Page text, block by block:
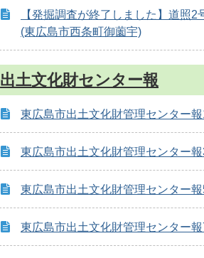
【発掘調査が終了しました】道照2
(東広島市西条町御薗宇)
出土文化財センター報
東広島市出土文化財管理センター報
東広島市出土文化財管理センター
東広島市出土文化財管理センター
東広島市出土文化財管理センター報